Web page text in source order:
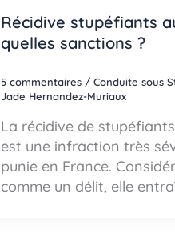
Récidive stupéfiants
quelles sanctions ?
5 commentaires / Conduite sous
Jade Hernandez-Muriaux
La récidive de
est une infraction très
punie en France.
comme un délit, elle